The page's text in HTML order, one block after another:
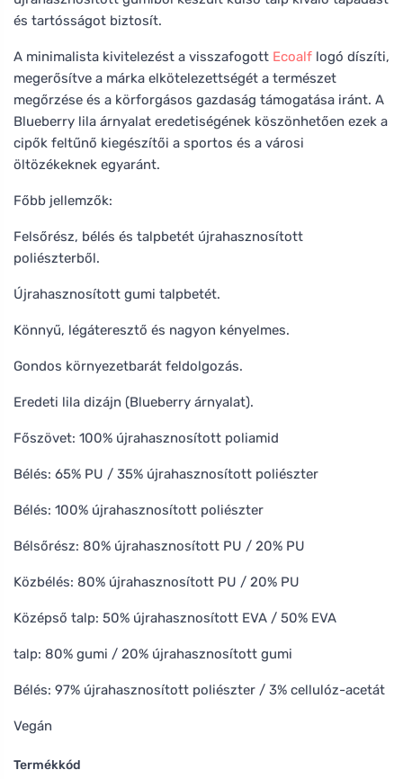
és tartósságot biztosít.
A minimalista kivitelezést a visszafogott Ecoalf logó díszíti,
megerősítve a márka elkötelezettségét a természet
megőrzése és a körforgásos gazdaság támogatása iránt. A
Blueberry lila árnyalat eredetiségének köszönhetően ezek a
cipők feltűnő kiegészítői a sportos és a városi
öltözékeknek egyaránt.
Főbb jellemzők:
Felsőrész, bélés és talpbetét újrahasznosított
poliészterből.
Újrahasznosított gumi talpbetét.
Könnyű, légáteresztő és nagyon kényelmes.
Gondos környezetbarát feldolgozás.
Eredeti lila dizájn (Blueberry árnyalat).
Főszövet: 100% újrahasznosított poliamid
Bélés: 65% PU / 35% újrahasznosított poliészter
Bélés: 100% újrahasznosított poliészter
Bélsőrész: 80% újrahasznosított PU / 20% PU
Közbélés: 80% újrahasznosított PU / 20% PU
Középső talp: 50% újrahasznosított EVA / 50% EVA
talp: 80% gumi / 20% újrahasznosított gumi
Bélés: 97% újrahasznosított poliészter / 3% cellulóz-acetát
Vegán
Termékkód